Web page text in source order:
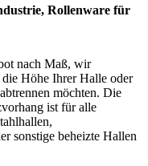
Rollenware für
nach Maß, wir
Höhe Ihrer Halle oder
möchten. Die
ist für alle
sonstige beheizte Hallen